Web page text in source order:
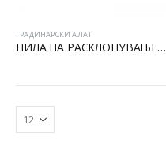
ГРАДИНАРСКИ АЛАТ
ПИЛА НА РАСКЛОПУВАЊЕ 180mm